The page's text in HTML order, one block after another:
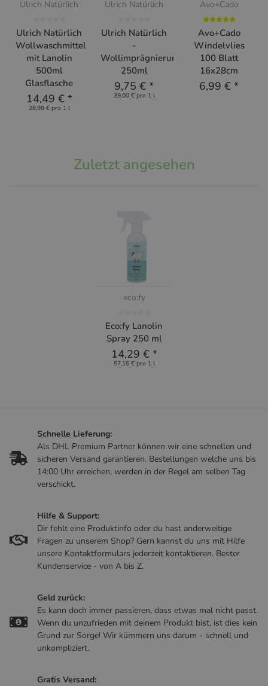
Ulrich Natürlich
Ulrich Natürlich
Wollwaschmittel
mit Lanolin
500ml
Glasflasche
14,49 € *
28,98 € pro 1 l
Ulrich Natürlich
Ulrich Natürlich
-
Wollimprägnierung
250ml
9,75 € *
39,00 € pro 1 l
Avo+Cado
Avo+Cado
Windelvlies
100 Blatt
16x28cm
6,99 € *
Zuletzt angesehen
eco:fy
Eco:fy Lanolin
Spray 250 ml
14,29 € *
57,16 € pro 1 l
Schnelle Lieferung:
Als DHL Premium Partner können wir eine schnellen und
sicheren Versand garantieren. Bestellungen welche uns bis
14:00 Uhr erreichen, werden in der Regel am selben Tag
verschickt.
Hilfe & Support:
Dir fehlt eine Produktinfo oder du hast anderweitige
Fragen zu unserem Shop? Gern kannst du uns mit Hilfe
unsere Kontaktformulars jederzeit kontaktieren. Bester
Kundenservice - von A bis Z.
Geld zurück:
Es kann doch immer passieren, dass etwas mal nicht passt.
Wenn du unzufrieden mit deinem Produkt bist, ist dies kein
Grund zur Sorge! Wir kümmern uns darum - schnell und
unkompliziert.
Gratis Versand: